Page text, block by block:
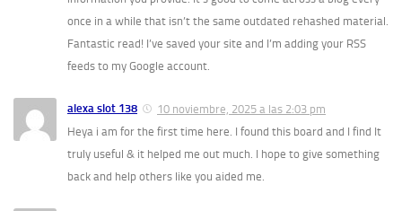
once in a while that isn’t the same outdated rehashed material.
Fantastic read! I’ve saved your site and I’m adding your RSS
feeds to my Google account.
alexa slot 138
10 noviembre, 2025 a las 2:03 pm
Heya i am for the first time here. I found this board and I find It
truly useful & it helped me out much. I hope to give something
back and help others like you aided me.